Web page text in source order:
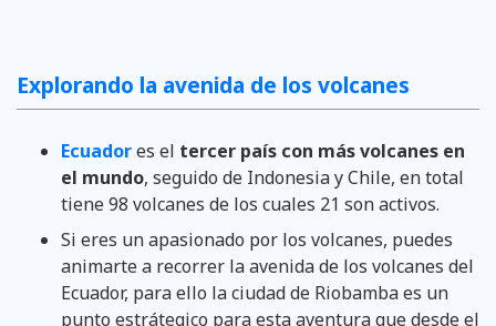
Explorando la avenida de los volcanes
Ecuadores el tercer país con más volcanes en
el mundo, seguido de Indonesia y Chile, en total
tiene 98 volcanes de los cuales 21 son activos.
Si eres un apasionado por los volcanes, puedes
animarte a recorrer la avenida de los volcanes del
Ecuador, para ello la ciudad de Riobamba es un
punto estrátegico para esta aventura que desde el